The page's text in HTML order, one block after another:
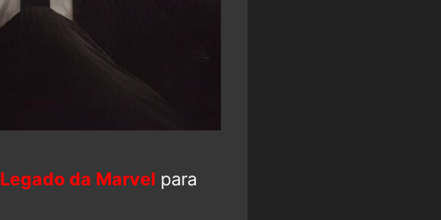
Legado da Marvel para